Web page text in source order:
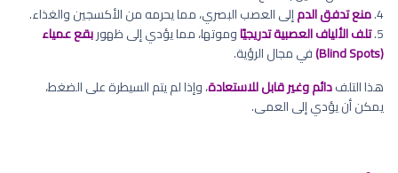
4. منع تدفق الدمإلى العصب البصري، مما يحرمه من الأكسجين والغذاء.
5. تلف الألياف العصبية تدريجيًاوموتها، مما يؤدي إلى ظهوربقع عمياء
(Blind Spots)
في مجال الرؤية.
هذا التلفدائم وغير قابل للاستعادة، وإذا لم يتم السيطرة على الضغط،
يمكن أن يؤدي إلى العمى.